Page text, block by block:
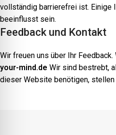
vollständig barrierefrei ist. Einige
beeinflusst sein.
Feedback und Kontakt
Wir freuen uns über Ihr
your-mind.de Wir sind bestrebt,
dieser Website benötigen,